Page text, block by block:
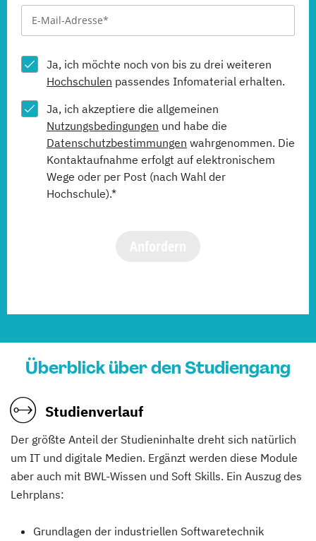
Ja, ich möchte noch von bis zu drei weiteren
Hochschulen passendes Infomaterial erhalten.
Ja, ich akzeptiere die allgemeinen
Nutzungsbedingungen und habe die
Datenschutzbestimmungen wahrgenommen. Die
Kontaktaufnahme erfolgt auf elektronischem
Wege oder per Post (nach Wahl der
Hochschule).*
Überblick über den Studiengang
Studienverlauf
Der größte Anteil der Studieninhalte dreht sich natürlich
um IT und digitale Medien. Ergänzt werden diese Module
aber auch mit BWL-Wissen und Soft Skills. Ein Auszug des
Lehrplans:
Grundlagen der industriellen Softwaretechnik